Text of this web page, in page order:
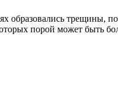
образовались трещины,
порой может быть